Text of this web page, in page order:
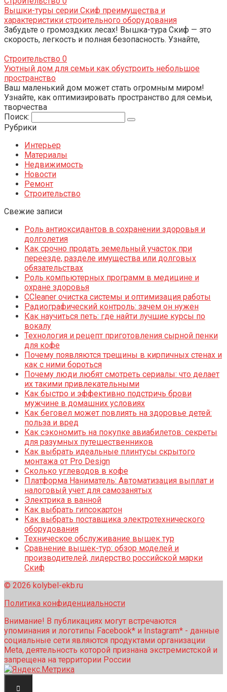
Вышки-туры серии Скиф преимущества и
характеристики строительного оборудования
Забудьте о громоздких лесах! Вышка-тура Скиф — это
скорость, легкость и полная безопасность. Узнайте,
Строительство 0
Уютный дом для семьи как обустроить небольшое
пространство
Ваш маленький дом может стать огромным миром!
Узнайте, как оптимизировать пространство для семьи,
творчества
Поиск:
Рубрики
Интерьер
Материалы
Недвижимость
Новости
Ремонт
Строительство
Свежие записи
Роль антиоксидантов в сохранении здоровья и
долголетия
Как срочно продать земельный участок при
переезде, разделе имущества или долговых
обязательствах
Роль компьютерных программ в медицине и
охране здоровья
CCleaner очистка системы и оптимизация работы
Радиографический контроль: зачем он нужен
Как научиться петь: где найти лучшие курсы по
вокалу
Технология и рецепт приготовления сырной пенки
для кофе
Почему появляются трещины в кирпичных стенах и
как с ними бороться
Почему люди любят смотреть сериалы: что делает
их такими привлекательными
Как быстро и эффективно подстричь брови
мужчине в домашних условиях
Как беговел может повлиять на здоровье детей:
польза и вред
Как сэкономить на покупке авиабилетов: секреты
для разумных путешественников
Как выбрать идеальные плинтусы скрытого
монтажа от Pro Design
Сколько углеводов в кофе
Платформа Наниматель: Автоматизация выплат и
налоговый учет для самозанятых
Электрика в ванной
Как выбрать гипсокартон
Как выбрать поставщика электротехнического
оборудования
Техническое обслуживание вышек тур
Сравнение вышек-тур: обзор моделей и
производителей, лидерство российской марки
Скиф
© 2026 kolybel-ekb.ru
Политика конфиденциальности
Внимание! В публикациях могут встречаются
упоминания и логотипы Facebook* и Instagram* - данные
социальные сети являются продуктами организации
Meta, деятельность которой признана экстремистской и
запрещена на территории России